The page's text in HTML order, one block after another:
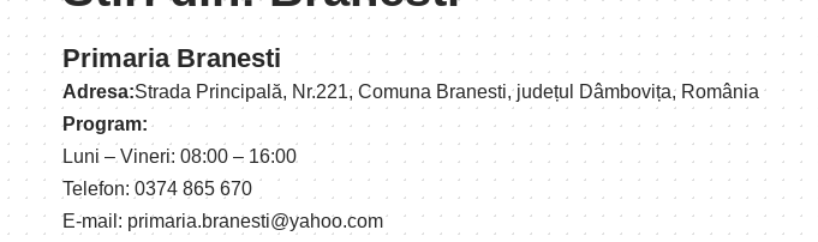
Primaria Branesti
Adresa:Strada Principală, Nr.221, Comuna Branesti, județul Dâmbovița, România
Program:
Luni – Vineri: 08:00 – 16:00
Telefon: 0374 865 670
E-mail: primaria.branesti@yahoo.com